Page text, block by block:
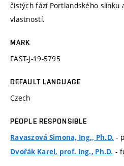
čistých fází Portlandského slínku
vlastností.
MARK
FAST-J-19-5795
DEFAULT LANGUAGE
Czech
PEOPLE RESPONSIBLE
Ravaszová Simona, Ing., Ph.D. -
Dvořák Karel, prof. Ing., Ph.D. -